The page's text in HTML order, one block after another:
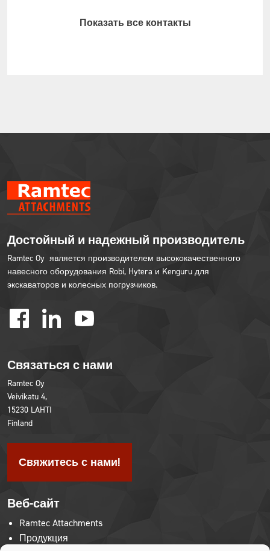
Показать все контакты
Достойный и надежный производитель
Ramtec Oy является производителем высококачественного
навесного оборудования Robi, Hytera и Kenguru для
экскаваторов и колесных погрузчиков.
facebook linkedin
Связаться с нами
Ramtec Oy
Veivikatu 4,
15230 LAHTI
Finland
Свяжитесь с нами!
Веб-сайт
Ramtec Attachments
Продукция